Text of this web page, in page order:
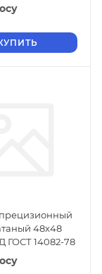
48х48
ГОСТ 14082-78